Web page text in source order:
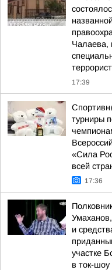
Чалаева,
17:39
турниры
«Сила
всей
17:36
и
участке
в ток-шоу